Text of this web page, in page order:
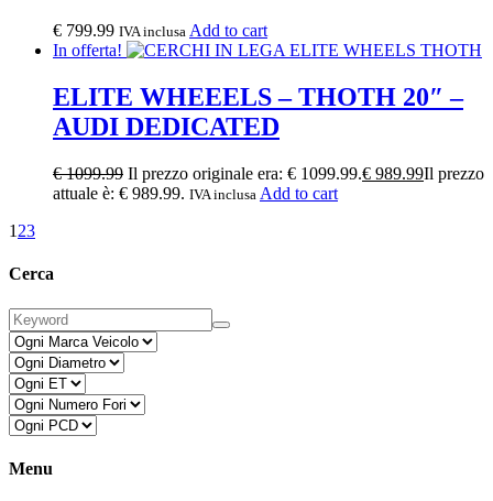
€ 799.99 IVA inclusa Add to cart
In offerta!
ELITE WHEEELS – THOTH 20″ –
AUDI DEDICATED
€1099.99 Il prezzo originale era: € 1099.99.€ 989.99Il prezzo
attuale è: € 989.99. IVA inclusa Add to cart
1 23
Cerca
Menu